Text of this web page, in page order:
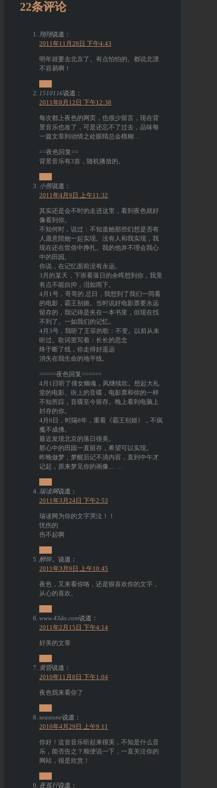
22条评论
翔翔说道：
2011年11月28日 下午4:43
明年就要去北京了。有点怕怕的。都说北漂
不容易啊！
1510116说道：
2011年8月12日 下午12:38
每次都上夜色的网页，也很少留言，现在背
景音乐也改了，可是还忘不了过去，品味每
一篇文章到动情之处眼睛总会模糊…
==夜色回复==
背景音乐有3首，随机播放的。
小熊说道：
2011年4月9日 上午11:32
其实还是会不时的走进这里，看到夜色就好
像看到你。
不知何时，说过：不知道她那些幻想是否有
人愿意陪她一起实现。没有人和我实现，我
现在还在世俗中挣扎。我的他并不理会我心
中的田园。
你说，在记忆面前没有永远。
3月的某天，下班看落日的余晖想到你，我竟
有点不能自抑，泪如雨下。
4月1号，哥哥的 忌日，我想到了我们一同看
的电影，霸王别姬。当时说好电影票要永远
留存的，我记得是夹在一本书里，但现在找
不到了。一如我们的记忆。
4月3号，我听了王菲的歌：不变。以前从未
听过。歌词里写着：长长的思念
终于断了线，你走得好遥远
消失在我生命的地平线。
=====夜色回复======
4月1日听了倩女幽魂，风继续吹。想起大礼
堂的电影、街上的音碟，电影票和你的一样
不知所踪，音碟至今留存。晚上看到电脑上
封存的你。
4月6日，时隔8年，重看《霸王别姬》，不疯
魔不成佛。
最近发现北京的落日很美。
那心中的田园一直留存，希望可以实现。
昨晚做梦，梦醒后记不清内容，直到中午才
记起，原来梦见你的画像… …
瑞读网说道：
2011年3月24日 下午2:53
瑞读网为你的文字哭泣！！
忧伤的
伤不起啊
醉眸。 说道：
2011年3月9日 上午10:45
夜色，又来看你咯，还是狠喜欢你的文字，
从心的喜欢。
www.43do.com说道：
2011年2月15日 下午4:14
好美的文章
黄昏说道：
2010年11月8日 下午1:04
夜色我来看你了
seastone说道：
2010年4月29日 上午9:11
你好！这首音乐听起来很美，不知是什么音
乐，能否告之？顺便说一下，一直关注你的
网站，很是欣赏！
夜孤行说道：